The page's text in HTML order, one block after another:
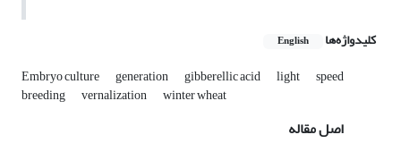
کلیدواژه‌ها English
Embryo culture generation gibberellic acid light speed
breeding vernalization winter wheat
اصل مقاله